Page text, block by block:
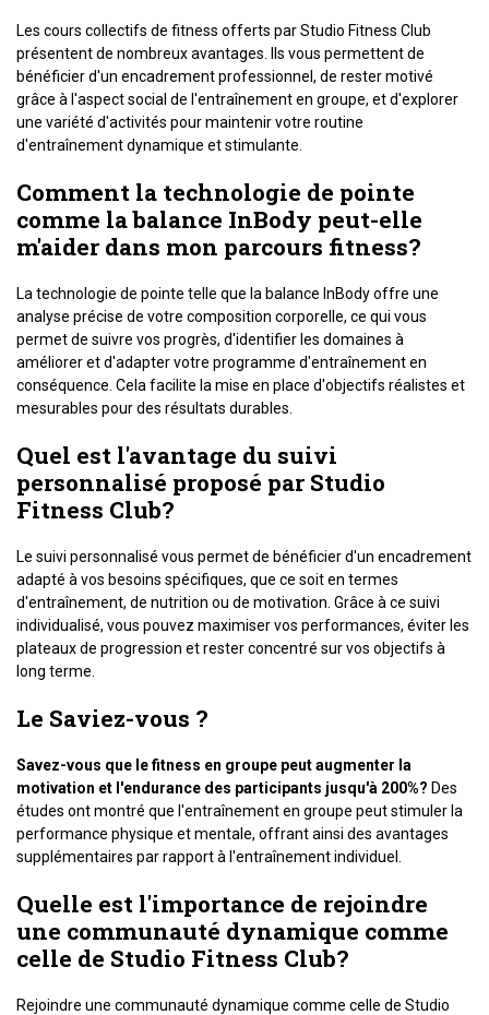
Les cours collectifs de fitness offerts par Studio Fitness Club
présentent de nombreux avantages. Ils vous permettent de
bénéficier d'un encadrement professionnel, de rester motivé
grâce à l'aspect social de l'entraînement en groupe, et d'explorer
une variété d'activités pour maintenir votre routine
d'entraînement dynamique et stimulante.
Comment la technologie de pointe
comme la balance InBody peut-elle
m'aider dans mon parcours fitness?
La technologie de pointe telle que la balance InBody offre une
analyse précise de votre composition corporelle, ce qui vous
permet de suivre vos progrès, d'identifier les domaines à
améliorer et d'adapter votre programme d'entraînement en
conséquence. Cela facilite la mise en place d'objectifs réalistes et
mesurables pour des résultats durables.
Quel est l'avantage du suivi
personnalisé proposé par Studio
Fitness Club?
Le suivi personnalisé vous permet de bénéficier d'un encadrement
adapté à vos besoins spécifiques, que ce soit en termes
d'entraînement, de nutrition ou de motivation. Grâce à ce suivi
individualisé, vous pouvez maximiser vos performances, éviter les
plateaux de progression et rester concentré sur vos objectifs à
long terme.
Le Saviez-vous ?
Savez-vous que le fitness en groupe peut augmenter la
motivation et l'endurance des participants jusqu'à 200%? Des
études ont montré que l'entraînement en groupe peut stimuler la
performance physique et mentale, offrant ainsi des avantages
supplémentaires par rapport à l'entraînement individuel.
Quelle est l'importance de rejoindre
une communauté dynamique comme
celle de Studio Fitness Club?
Rejoindre une communauté dynamique comme celle de Studio